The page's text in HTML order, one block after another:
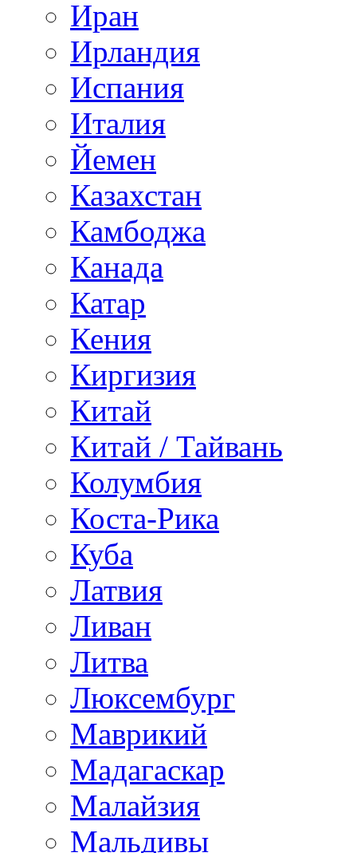
Иран
Ирландия
Испания
Италия
Йемен
Казахстан
Камбоджа
Канада
Катар
Кения
Киргизия
Китай
Китай / Тайвань
Колумбия
Коста-Рика
Куба
Латвия
Ливан
Литва
Люксембург
Маврикий
Мадагаскар
Малайзия
Мальдивы